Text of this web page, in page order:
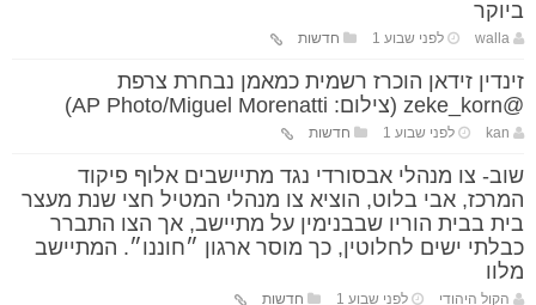
ביוקר
walla לפני שבוע 1 חדשות
זינדין זידאן הוכרז רשמית כמאמן נבחרת צרפת
@zeke_korn (צילום: AP Photo/Miguel Morenatti)
kan לפני שבוע 1 חדשות
שוב- צו מנהלי אבסורדי נגד מתיישבים אלוף פיקוד
המרכז, אבי בלוט, הוציא צו מנהלי המטיל חצי שנת מעצר
בית בבית הוריו שבבנימין על מתיישב, אך הצו התברר
כבלתי ישים לחלוטין, כך מוסר ארגון ״חוננו״. המתיישב
מלוו
הקול היהודי לפני שבוע 1 חדשות